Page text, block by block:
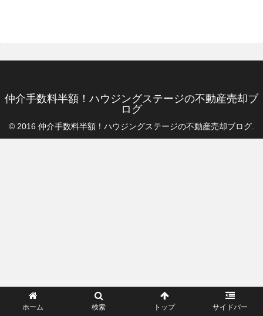
仲介手数料半額！ハウジングステージの不動産売却ブ
ログ
© 2016 仲介手数料半額！ハウジングステージの不動産売却ブログ.
ホーム 検索 トップ サイドバー